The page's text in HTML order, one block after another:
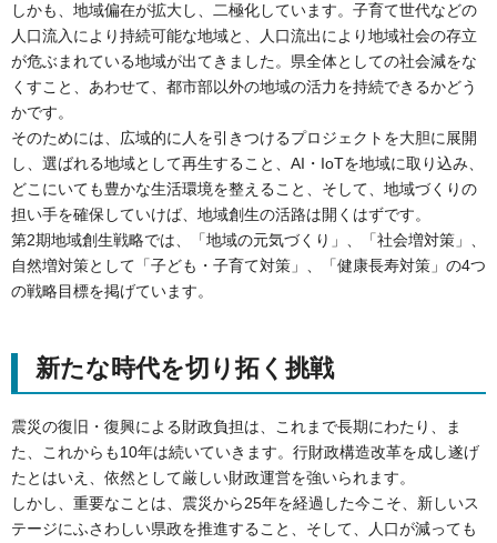
しかも、地域偏在が拡大し、二極化しています。子育て世代などの
人口流入により持続可能な地域と、人口流出により地域社会の存立
が危ぶまれている地域が出てきました。県全体としての社会減をな
くすこと、あわせて、都市部以外の地域の活力を持続できるかどう
かです。
そのためには、広域的に人を引きつけるプロジェクトを大胆に展開
し、選ばれる地域として再生すること、AI・IoTを地域に取り込み、
どこにいても豊かな生活環境を整えること、そして、地域づくりの
担い手を確保していけば、地域創生の活路は開くはずです。
第2期地域創生戦略では、「地域の元気づくり」、「社会増対策」、
自然増対策として「子ども・子育て対策」、「健康長寿対策」の4つ
の戦略目標を掲げています。
新たな時代を切り拓く挑戦
震災の復旧・復興による財政負担は、これまで長期にわたり、ま
た、これからも10年は続いていきます。行財政構造改革を成し遂げ
たとはいえ、依然として厳しい財政運営を強いられます。
しかし、重要なことは、震災から25年を経過した今こそ、新しいス
テージにふさわしい県政を推進すること、そして、人口が減っても